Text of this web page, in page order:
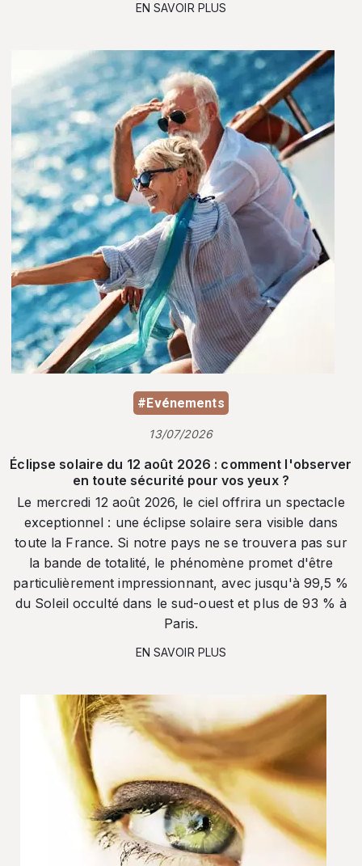
EN SAVOIR PLUS
#Evénements
13/07/2026
Éclipse solaire du 12 août 2026 : comment l'observer
en toute sécurité pour vos yeux ?
Le mercredi 12 août 2026, le ciel offrira un spectacle
exceptionnel : une éclipse solaire sera visible dans
toute la France. Si notre pays ne se trouvera pas sur
la bande de totalité, le phénomène promet d'être
particulièrement impressionnant, avec jusqu'à 99,5 %
du Soleil occulté dans le sud-ouest et plus de 93 % à
Paris.
EN SAVOIR PLUS